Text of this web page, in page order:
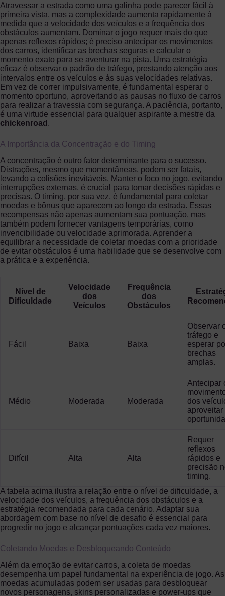
Atravessar a estrada como uma galinha pode parecer fácil à
primeira vista, mas a complexidade aumenta rapidamente à
medida que a velocidade dos veículos e a frequência dos
obstáculos aumentam. Dominar o jogo requer mais do que
apenas reflexos rápidos; é preciso antecipar os movimentos
dos carros, identificar as brechas seguras e calcular o
momento exato para se aventurar na pista. Uma estratégia
eficaz é observar o padrão de tráfego, prestando atenção aos
intervalos entre os veículos e às suas velocidades relativas.
Em vez de correr impulsivamente, é fundamental esperar o
momento oportuno, aproveitando as pausas no fluxo de carros
para realizar a travessia com segurança. A paciência, portanto,
é uma virtude essencial para qualquer aspirante a mestre da
chickenroad .
A Importância da Concentração e do Timing
A concentração é outro fator determinante para o sucesso.
Distrações, mesmo que momentâneas, podem ser fatais,
levando a colisões inevitáveis. Manter o foco no jogo, evitando
interrupções externas, é crucial para tomar decisões rápidas e
precisas. O timing, por sua vez, é fundamental para coletar
moedas e bônus que aparecem ao longo da estrada. Essas
recompensas não apenas aumentam sua pontuação, mas
também podem fornecer vantagens temporárias, como
invencibilidade ou velocidade aprimorada. Aprender a
equilibrar a necessidade de coletar moedas com a prioridade
de evitar obstáculos é uma habilidade que se desenvolve com
a prática e a experiência.
Nível de
Dificuldade
Velocidade
dos
Veículos
Frequência
dos
Obstáculos
Fácil Baixa Baixa
Observar
tráfego e
esperar
brechas
amplas.
Médio Moderada Moderada
Antecipar
dos
aproveitar
Difícil Alta Alta
Requer
reflexos
rápidos e
precisão
timing.
A tabela acima ilustra a relação entre o nível de dificuldade, a
velocidade dos veículos, a frequência dos obstáculos e a
estratégia recomendada para cada cenário. Adaptar sua
abordagem com base no nível de desafio é essencial para
progredir no jogo e alcançar pontuações cada vez maiores.
Coletando Moedas e Desbloqueando Conteúdo
Além da emoção de evitar carros, a coleta de moedas
desempenha um papel fundamental na experiência de jogo. As
moedas acumuladas podem ser usadas para desbloquear
novos personagens, skins personalizadas e power-ups que